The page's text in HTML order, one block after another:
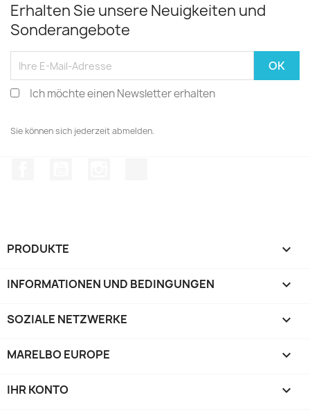
Erhalten Sie unsere Neuigkeiten und
Sonderangebote
Ich möchte einen Newsletter erhalten
Sie können sich jederzeit abmelden.
PRODUKTE 
INFORMATIONEN UND BEDINGUNGEN 
SOZIALE NETZWERKE 
MARELBO EUROPE 
IHR KONTO 